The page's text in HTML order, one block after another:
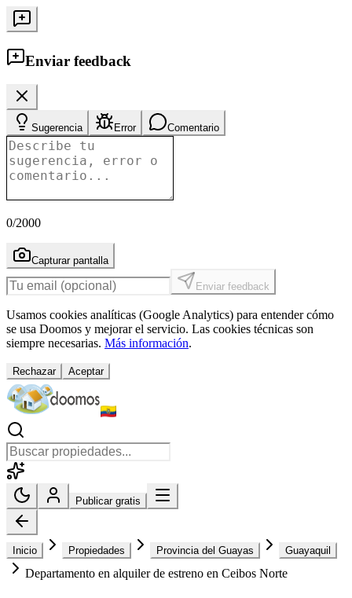
Enviar feedback
Sugerencia Error Comentario
0/2000
Capturar pantalla
Enviar feedback
Usamos cookies analíticas (Google Analytics) para entender cómo
se usa Doomos y mejorar el servicio. Las cookies técnicas son
siempre necesarias. Más información.
Rechazar Aceptar
Publicar gratis
Inicio Propiedades Provincia del Guayas Guayaquil
Departamento en alquiler de estreno en Ceibos Norte